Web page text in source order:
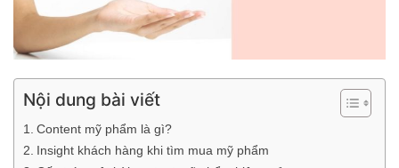
Nội dung bài viết
Content mỹ phẩm là gì?
Insight khách hàng khi tìm mua mỹ phẩm